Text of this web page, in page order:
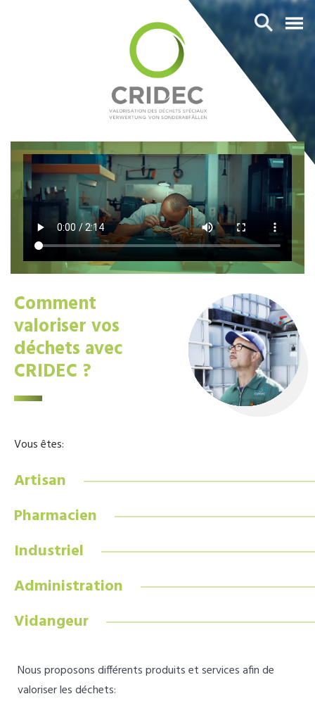
Comment
valoriser vos
déchets avec
CRIDEC ?
Vous êtes:
Artisan
Pharmacien
Industriel
Administration
Vidangeur
Nous proposons différents produits et services afin de
valoriser les déchets: